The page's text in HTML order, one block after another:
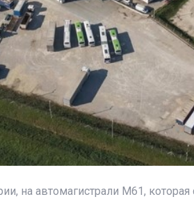
на автомагистрали M61,